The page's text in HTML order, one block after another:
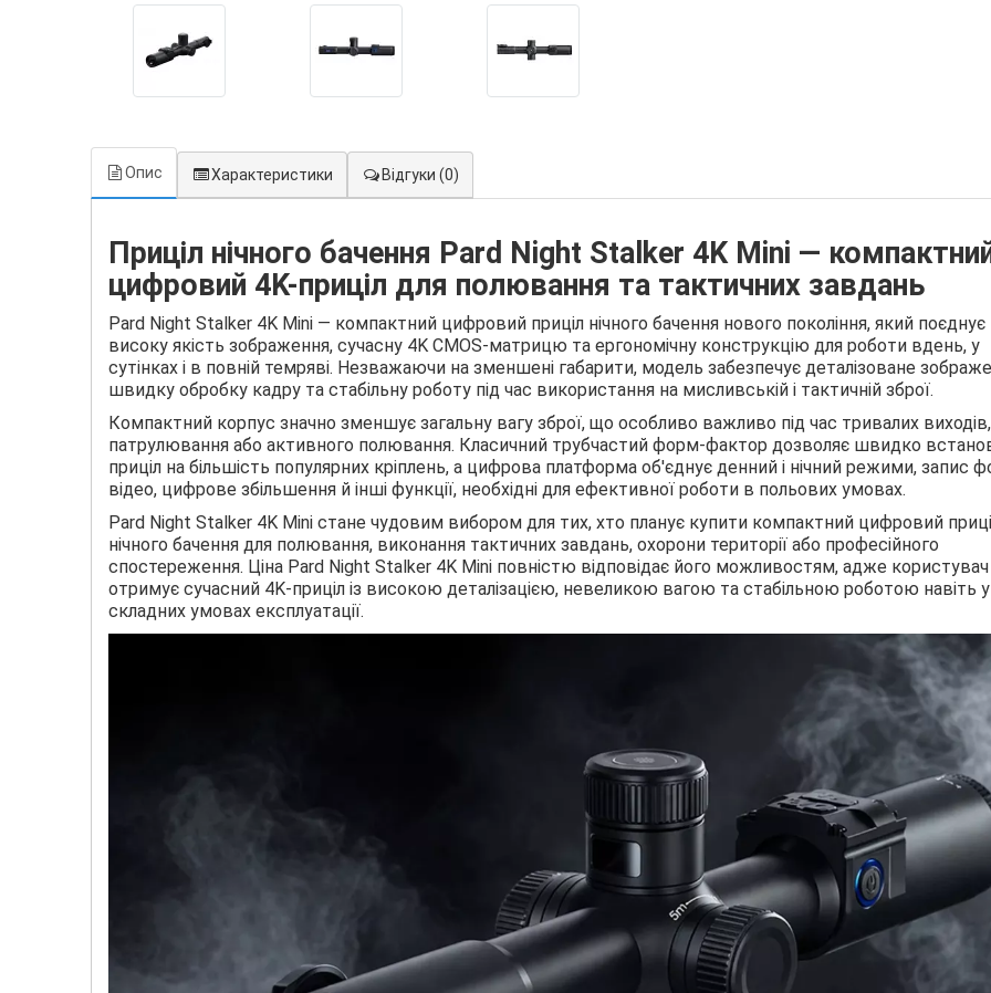
Опис Характеристики Відгуки (0)
Приціл нічного бачення Pard Night Stalker 4K Mini —
цифровий 4K-приціл для полювання та тактичних завдань
Pard Night Stalker 4K Mini — компактний цифровий приціл нічного бачення нового покоління, який поєднує
високу якість зображення, сучасну 4K CMOS-матрицю та ергономічну конструкцію для роботи вдень, у
сутінках і в повній темряві. Незважаючи на зменшені габарити, модель забезпечує деталізоване
швидку обробку кадру та стабільну роботу під час використання на мисливській і тактичній зброї.
Компактний корпус значно зменшує загальну вагу зброї, що особливо важливо під час тривалих виходів,
патрулювання або активного полювання. Класичний трубчастий форм-фактор дозволяє швидко
приціл на більшість популярних кріплень, а цифрова платформа об'єднує денний і нічний режими, запис
відео, цифрове збільшення й інші функції, необхідні для ефективної роботи в польових умовах.
Pard Night Stalker 4K Mini стане чудовим вибором для тих, хто планує купити компактний цифровий
нічного бачення для полювання, виконання тактичних завдань, охорони території або професійного
спостереження. Ціна Pard Night Stalker 4K Mini повністю відповідає його можливостям, адже користувач
отримує сучасний 4K-приціл із високою деталізацією, невеликою вагою та стабільною роботою навіть у
складних умовах експлуатації.